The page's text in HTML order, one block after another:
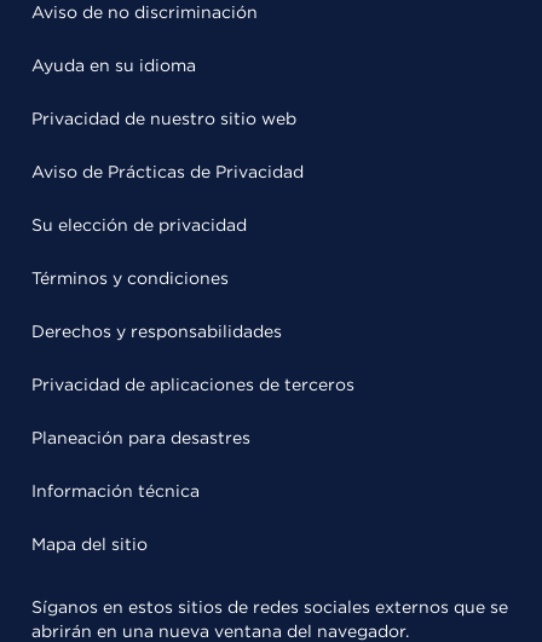
Aviso de no discriminación
Ayuda en su idioma
Privacidad de nuestro sitio web
Aviso de Prácticas de Privacidad
Su elección de privacidad
Términos y condiciones
Derechos y responsabilidades
Privacidad de aplicaciones de terceros
Planeación para desastres
Información técnica
Mapa del sitio
Síganos en estos sitios de redes sociales externos que se
abrirán en una nueva ventana del navegador.